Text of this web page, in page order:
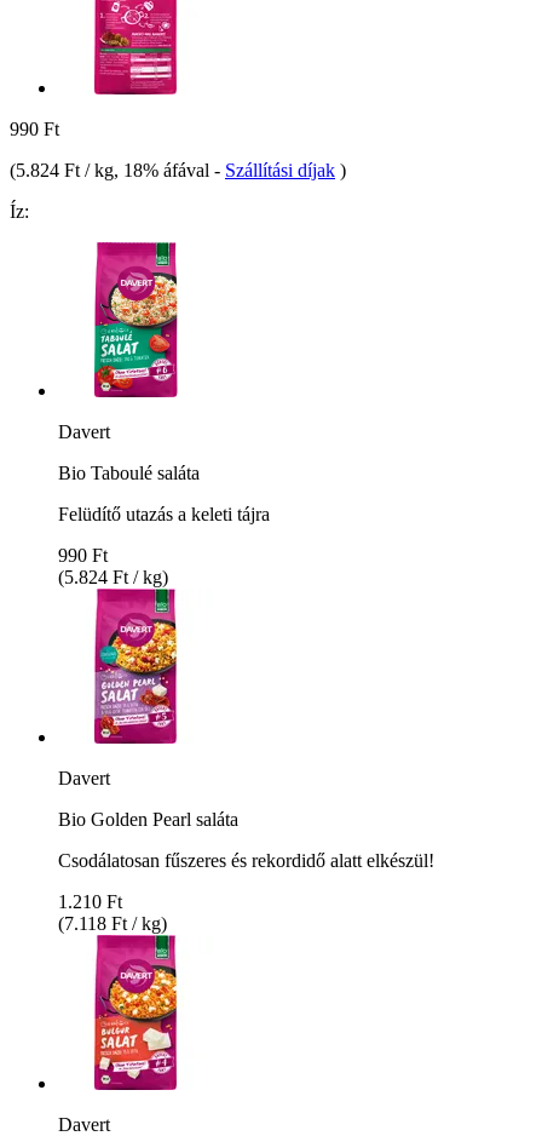
990 Ft
(5.824 Ft / kg, 18% áfával - Szállítási díjak )
Íz:
Davert
Bio Taboulé saláta
Felüdítő utazás a keleti tájra
990 Ft
(5.824 Ft / kg)
Davert
Bio Golden Pearl saláta
Csodálatosan fűszeres és rekordidő alatt elkészül!
1.210 Ft
(7.118 Ft / kg)
Davert